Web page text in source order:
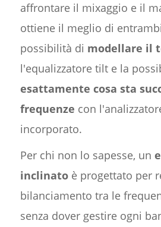
affrontare il mixaggio e il
ottiene il meglio di
possibilità di modellare il
l'equalizzatore tilt e la
esattamente cosa sta
frequenze con
incorporato.
Per chi non lo sapesse, un
inclinatoè progettato per
bilanciamento tra le
senza dover gestire ogni